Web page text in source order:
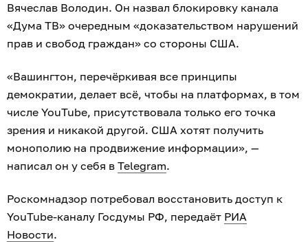
Вячеслав Володин. Он назвал блокировку канала
«Дума ТВ» очередным «доказательством нарушений
прав и свобод граждан» со стороны США.
«Вашингтон, перечёркивая все принципы
демократии, делает всё, чтобы на платформах, в том
числе YouTube, присутствовала только его точка
зрения и никакой другой. США хотят получить
монополию на продвижение информации», —
написал он у себя в Telegram.
Роскомнадзор потребовал восстановить доступ к
YouTube-каналу Госдумы РФ, передаёт РИА
Новости.